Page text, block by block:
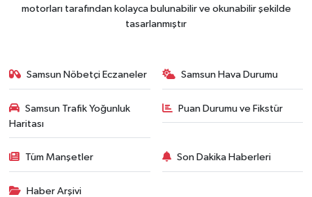
motorları tarafından kolayca bulunabilir ve okunabilir şekilde
tasarlanmıştır
Samsun Nöbetçi Eczaneler Samsun Hava Durumu
Samsun Trafik Yoğunluk
Haritası
Puan Durumu ve Fikstür
Tüm Manşetler Son Dakika Haberleri
Haber Arşivi